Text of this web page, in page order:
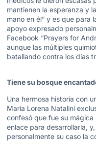
mantienen la esperanza y
mano en él” y es que para
apoyo expresado
Facebook “Prayers for
aunque las múltiples
batallando contra los días
Tiene su bosque
Una hermosa historia con
María Lorena Natalini
confesó que fue su
enlace para desarrollarla,
personalmente su caso la